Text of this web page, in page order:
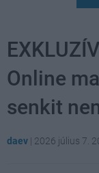
Online
senkit
daev | 2026 július 7.